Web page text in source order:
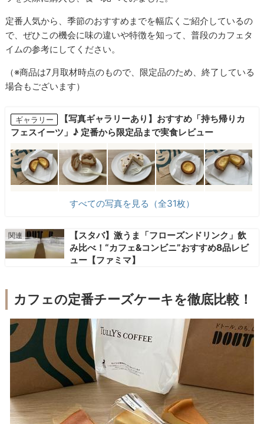
定番人気から、季節のおすすめまでを幅広くご紹介しているの
で、ぜひこの機会に味の違いや特徴を知って、普段のカフェタ
イムの参考にしてください。
（※商品は7月取材時点のもので、限定品のため、終了している
場合もございます）
ギャラリー
【写真ギャラリーあり】おすすめ「持ち帰りカ
フェスイーツ」♪ 定番から限定品まで実食レビュー
すべての写真を見る（全31枚）
【スタバ】激うま「フローズンドリンク」飲
み比べ！“カフェ&コンビニ”おすすめ8品レビ
ュー【ファミマ】
カフェの定番チーズケーキを徹底比較！